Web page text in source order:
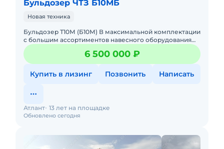
Бульдозер ЧТЗ Б10МБ
Новая техника
Бульдозер Т10М (Б10М) В максимальной комплектации
с большим ассортиментов навесного оборудования
Официальная гарантия до 6000 м.ч и обслуживание по
всей РФЛизи
6 500 000 ₽
Купить в лизинг Позвонить Написать
Обновлено сегодня
Атлант 13 лет на площадке